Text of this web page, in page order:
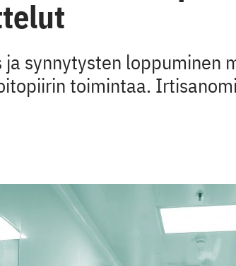
ja synnytysten loppuminen
toimintaa.